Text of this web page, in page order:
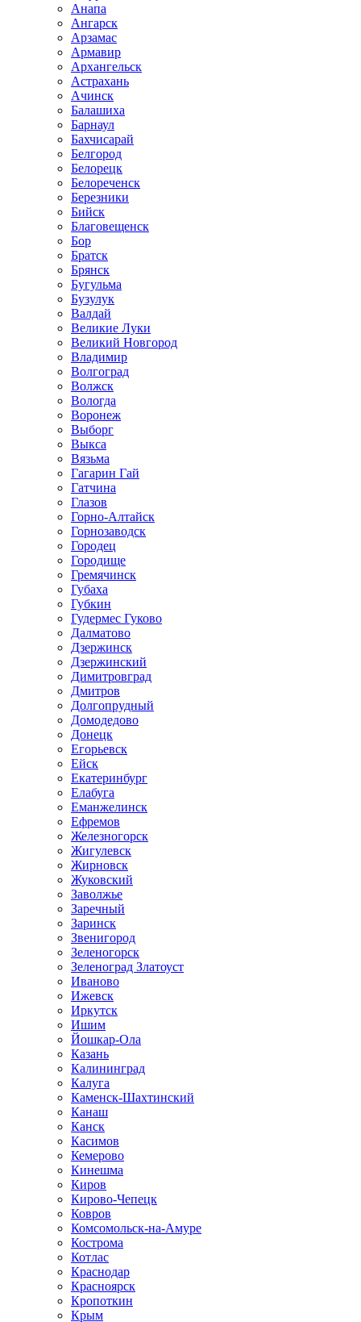
Анапа
Ангарск
Арзамас
Армавир
Архангельск
Астрахань
Ачинск
Балашиха
Барнаул
Бахчисарай
Белгород
Белорецк
Белореченск
Березники
Бийск
Благовещенск
Бор
Братск
Брянск
Бугульма
Бузулук
Валдай
Великие Луки
Великий Новгород
Владимир
Волгоград
Волжск
Вологда
Воронеж
Выборг
Выкса
Вязьма
Гагарин Гай
Гатчина
Глазов
Горно-Алтайск
Горнозаводск
Городец
Городище
Гремячинск
Губаха
Губкин
Гудермес Гуково
Далматово
Дзержинск
Дзержинский
Димитровград
Дмитров
Долгопрудный
Домодедово
Донецк
Егорьевск
Ейск
Екатеринбург
Елабуга
Еманжелинск
Ефремов
Железногорск
Жигулевск
Жирновск
Жуковский
Заволжье
Заречный
Заринск
Звенигород
Зеленогорск
Зеленоград Златоуст
Иваново
Ижевск
Иркутск
Ишим
Йошкар-Ола
Казань
Калининград
Калуга
Каменск-Шахтинский
Канаш
Канск
Касимов
Кемерово
Кинешма
Киров
Кирово-Чепецк
Ковров
Комсомольск-на-Амуре
Кострома
Котлас
Краснодар
Красноярск
Кропоткин
Крым